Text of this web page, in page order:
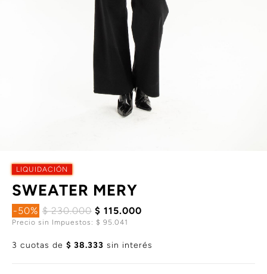
LIQUIDACIÓN
SWEATER MERY
-50% $ 230.000 $ 115.000
Precio sin Impuestos: $ 95.041
3 cuotas de $ 38.333 sin interés